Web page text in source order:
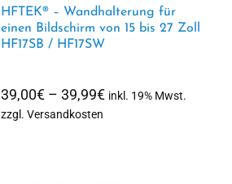
HFTEK® – Wandhalterung für
einen Bildschirm von 15 bis 27 Zoll
HF17SB / HF17SW
39,00€ – 39,99€Preisspanne:
inkl. 19% Mwst.
zzgl. Versandkosten